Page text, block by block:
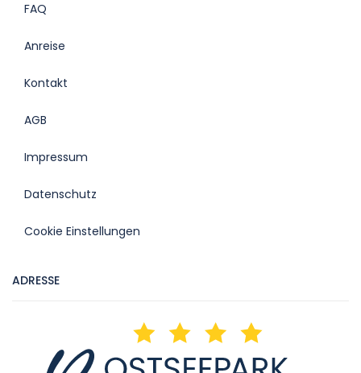
FAQ
Anreise
Kontakt
AGB
Impressum
Datenschutz
Cookie Einstellungen
ADRESSE